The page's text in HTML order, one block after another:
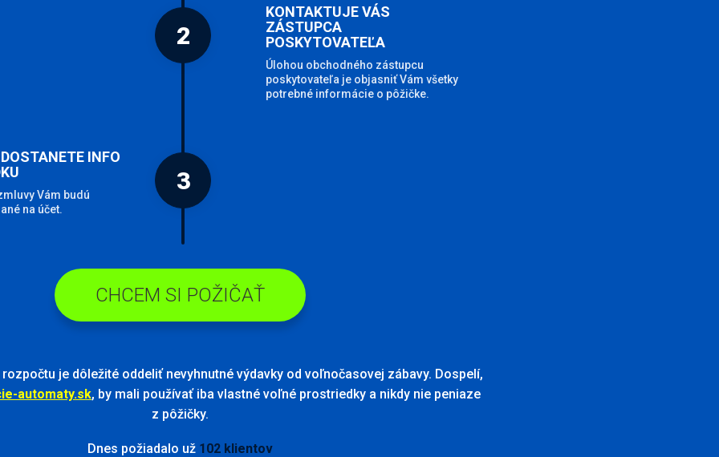
2
KONTAKTUJE VÁS
ZÁSTUPCA
POSKYTOVATEĽA
Úlohou obchodného zástupcu
poskytovateľa je objasniť Vám všetky
potrebné informácie o pôžičke.
3
INFO
Vám budú
na účet.
CHCEM SI POŽIČAŤ
je dôležité oddeliť nevyhnutné výdavky od voľnočasovej zábavy. Dospelí,
automaty.sk, by mali používať iba vlastné voľné prostriedky a nikdy nie peniaze
z pôžičky.
Dnes požiadalo už 102 klientov